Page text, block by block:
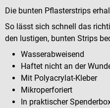
Die bunten Pflasterstrips
So lässt sich schnell das
den lustigen, bunten Strips
Wasserabweisend
Haftet nicht an der
Mit Polyacrylat-Kleber
Mikroperforiert
In praktischer